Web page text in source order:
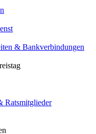
& Bankverbindungen
Ratsmitglieder